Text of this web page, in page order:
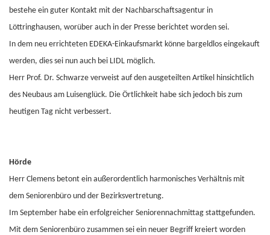
bestehe ein guter Kontakt mit der Nachbarschaftsagentur in
Löttringhausen, worüber auch in der Presse berichtet worden sei.
In dem neu errichteten EDEKA-Einkaufsmarkt könne bargeldlos eingekauft
werden, dies sei nun auch bei LIDL möglich.
Herr Prof. Dr. Schwarze verweist auf den ausgeteilten Artikel hinsichtlich
des Neubaus am Luisenglück. Die Örtlichkeit habe sich jedoch bis zum
heutigen Tag nicht verbessert.
Hörde
Herr Clemens betont ein außerordentlich harmonisches Verhältnis mit
dem Seniorenbüro und der Bezirksvertretung.
Im September habe ein erfolgreicher Seniorennachmittag stattgefunden.
Mit dem Seniorenbüro zusammen sei ein neuer Begriff kreiert worden